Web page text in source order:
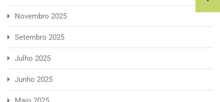
Novembro 2025
Setembro 2025
Julho 2025
Junho 2025